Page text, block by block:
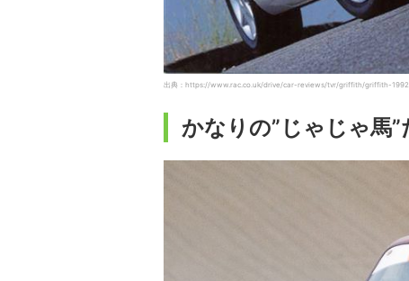
出典：https://www.rac.co.uk/drive/car-reviews/tvr/griffith/griffith-
かなりの”じゃじゃ馬